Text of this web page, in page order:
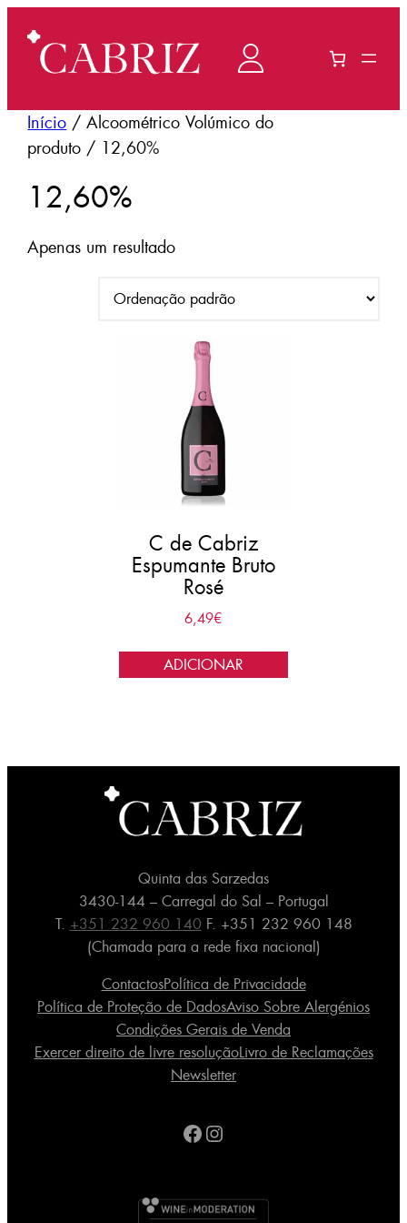
para
Início / Alcoométrico Volúmico do
produto / 12,60%
12,60%
Apenas um resultado
C de Cabriz
Espumante Bruto
Rosé
6,49€
ADICIONAR
Quinta das Sarzedas
3430-144 – Carregal do Sal – Portugal
T. +351 232 960 140 F. +351 232 960 148
(Chamada para a rede fixa nacional)
ContactosPolítica de Privacidade
Política de Proteção de DadosAviso Sobre Alergénios
Condições Gerais de Venda
Exercer direito de livre resoluçãoLivro de Reclamações
Newsletter
Facebook
Instagram